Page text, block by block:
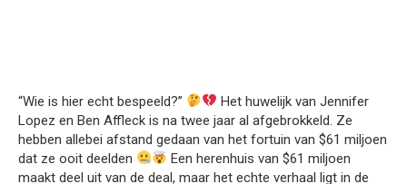
“Wie is hier echt bespeeld?”
Het huwelijk van Jennifer
Lopez en Ben Affleck is na twee jaar al afgebrokkeld. Ze
hebben allebei afstand gedaan van het fortuin van $61 miljoen
dat ze ooit deelden
Een herenhuis van $61 miljoen
maakt deel uit van de deal, maar het echte verhaal ligt in de